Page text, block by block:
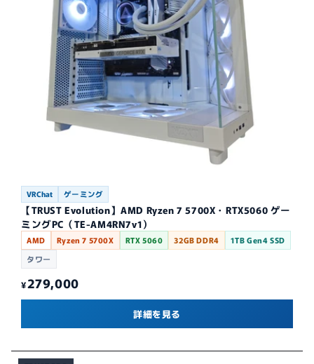
VRChat ゲーミング
【TRUST Evolution】AMD Ryzen 7 5700X・RTX5060 ゲー
ミングPC（TE-AM4RN7v1）
AMD Ryzen 7 5700X RTX 5060 32GB DDR4
1TB Gen4 SSD
タワー
¥279,000
詳細を見る